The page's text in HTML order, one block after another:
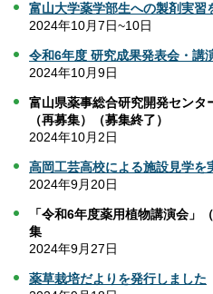
富山大学薬学部生への製剤実習
2024年10月7日~10日
令和6年度 研究成果発表会・講
2024年10月9日
富山県薬事総合研究開発センタ
（再募集）（募集終了）
2024年10月2日
高岡工芸高校による施設見学を
2024年9月20日
「令和6年度薬用植物講演会」
集
2024年9月27日
薬草栽培だよりを発行しました